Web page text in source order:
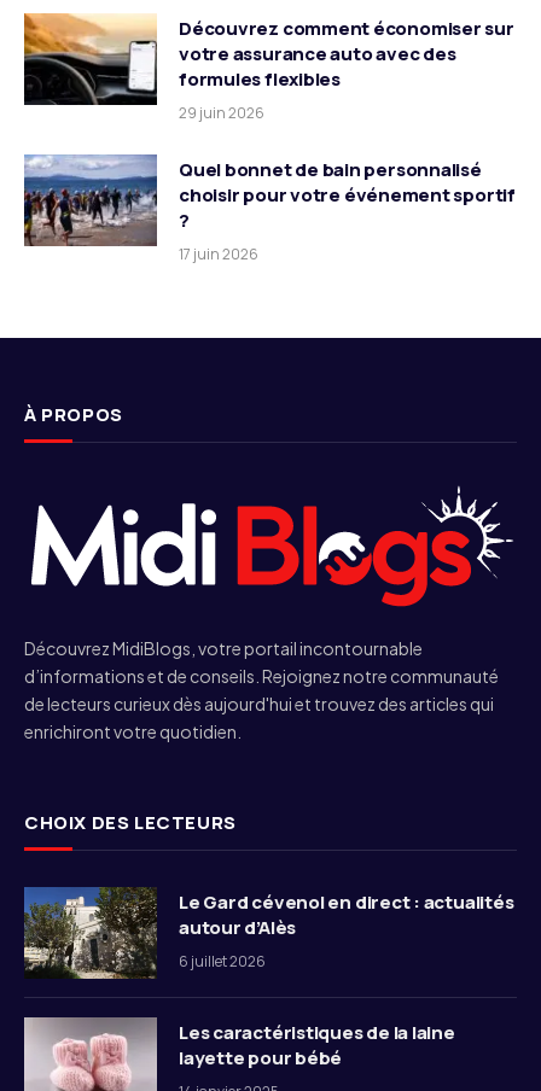
Découvrez comment économiser sur
votre assurance auto avec des
formules flexibles
29 juin 2026
Quel bonnet de bain personnalisé
choisir pour votre événement sportif
?
17 juin 2026
À PROPOS
Découvrez MidiBlogs, votre portail incontournable
d’informations et de conseils. Rejoignez notre communauté
de lecteurs curieux dès aujourd'hui et trouvez des articles qui
enrichiront votre quotidien.
CHOIX DES LECTEURS
Le Gard cévenol en direct : actualités
autour d’Alès
6 juillet 2026
Les caractéristiques de la laine
layette pour bébé